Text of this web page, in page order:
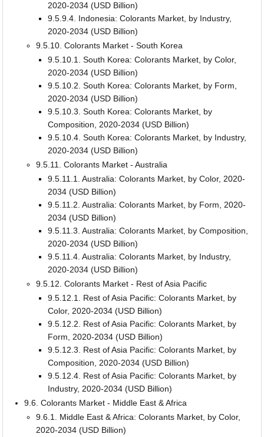
2020-2034 (USD Billion)
9.5.9.4. Indonesia: Colorants Market, by Industry,
2020-2034 (USD Billion)
9.5.10. Colorants Market - South Korea
9.5.10.1. South Korea: Colorants Market, by Color,
2020-2034 (USD Billion)
9.5.10.2. South Korea: Colorants Market, by Form,
2020-2034 (USD Billion)
9.5.10.3. South Korea: Colorants Market, by
Composition, 2020-2034 (USD Billion)
9.5.10.4. South Korea: Colorants Market, by Industry,
2020-2034 (USD Billion)
9.5.11. Colorants Market - Australia
9.5.11.1. Australia: Colorants Market, by Color, 2020-
2034 (USD Billion)
9.5.11.2. Australia: Colorants Market, by Form, 2020-
2034 (USD Billion)
9.5.11.3. Australia: Colorants Market, by Composition,
2020-2034 (USD Billion)
9.5.11.4. Australia: Colorants Market, by Industry,
2020-2034 (USD Billion)
9.5.12. Colorants Market - Rest of Asia Pacific
9.5.12.1. Rest of Asia Pacific: Colorants Market, by
Color, 2020-2034 (USD Billion)
9.5.12.2. Rest of Asia Pacific: Colorants Market, by
Form, 2020-2034 (USD Billion)
9.5.12.3. Rest of Asia Pacific: Colorants Market, by
Composition, 2020-2034 (USD Billion)
9.5.12.4. Rest of Asia Pacific: Colorants Market, by
Industry, 2020-2034 (USD Billion)
9.6. Colorants Market - Middle East & Africa
9.6.1. Middle East & Africa: Colorants Market, by Color,
2020-2034 (USD Billion)